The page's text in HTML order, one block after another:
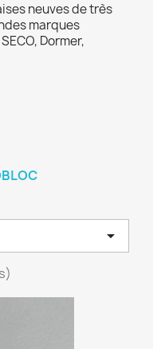
neuves de très
marques
Dormer,
